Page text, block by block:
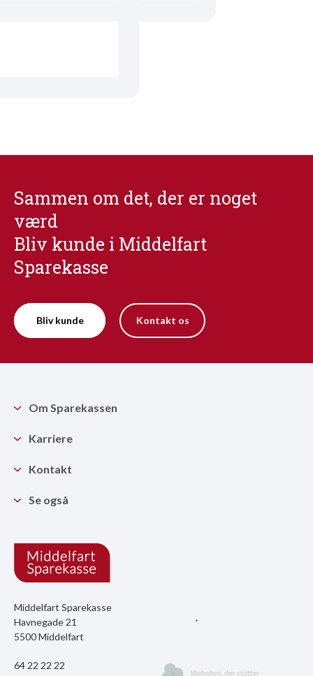
Sammen om det, der er noget
værd
Bliv kunde i Middelfart
Sparekasse
Bliv kunde Kontakt os
Middelfart Sparekasse
Havnegade 21
5500 Middelfart
64 22 22 22
Om Sparekassen
Karriere
Kontakt
Se også